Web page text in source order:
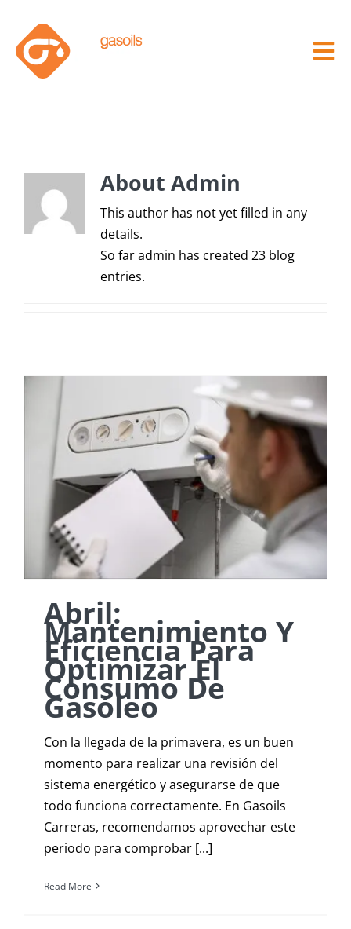
content
Gasoilnera
Servicio Distribuidor
Contacto
About Admin
This author has not yet filled in any
details.
So far admin has created 23 blog
entries.
Abril:
Mantenimiento Y
Eficiencia Para
Optimizar El
Consumo De
Gasóleo
Con la llegada de la primavera, es un buen
momento para realizar una revisión del
sistema energético y asegurarse de que
todo funciona correctamente. En Gasoils
Carreras, recomendamos aprovechar este
periodo para comprobar [...]
Read More